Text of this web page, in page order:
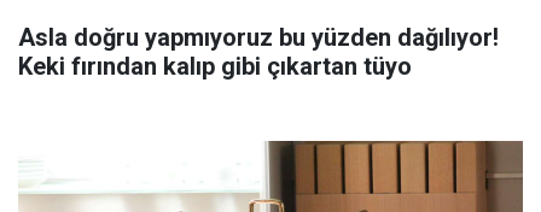
Asla doğru yapmıyoruz bu yüzden dağılıyor!
Keki fırından kalıp gibi çıkartan tüyo